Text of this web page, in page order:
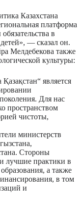
Казахстана
платформа
в
— сказал он.
Мелдебекова также
культуры:
является
Для нас
пространством
чистоты,
министерств
Стороны
лучшие практики в
а также
в том
и